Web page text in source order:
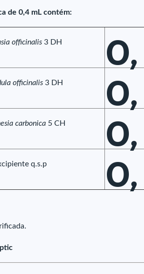
de 0,4 mL contém:
officinalis3 DH 0,
officinalis3 DH 0,
carbonica 5 CH 0,
q.s.p 0,